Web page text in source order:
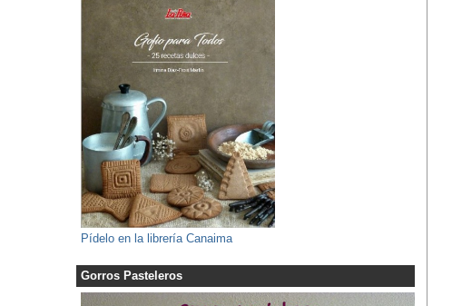
Pídelo en la librería Canaima
Gorros Pasteleros